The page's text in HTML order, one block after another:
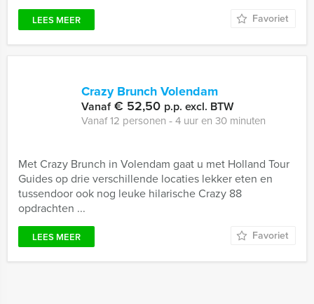
LEES MEER Favoriet
Crazy Brunch Volendam
Vanaf€ 52,50 p.p. excl. BTW
Vanaf 12 personen ‐ 4 uur en 30 minuten
Met Crazy Brunch in Volendam gaat u met Holland Tour
Guides op drie verschillende locaties lekker eten en
tussendoor ook nog leuke hilarische Crazy 88
opdrachten ...
LEES MEER Favoriet